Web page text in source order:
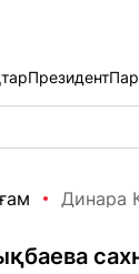
Президент
Динара